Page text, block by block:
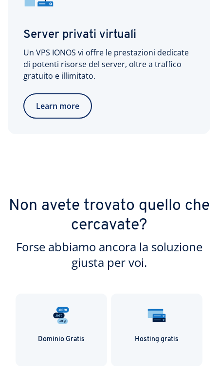
Server privati virtuali
Un VPS IONOS vi offre le prestazioni dedicate
di potenti risorse del server, oltre a traffico
gratuito e illimitato.
Learn more
Non avete trovato quello che
cercavate?
Forse abbiamo ancora la soluzione
giusta per voi.
Dominio Gratis Hosting gratis